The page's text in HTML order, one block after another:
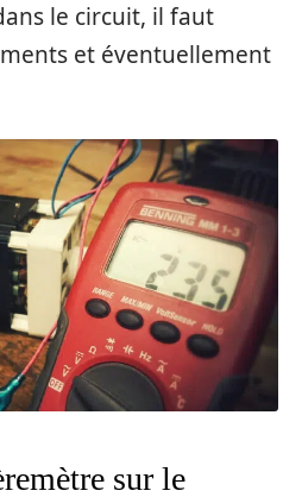
le circuit, il faut
et éventuellement
sur le